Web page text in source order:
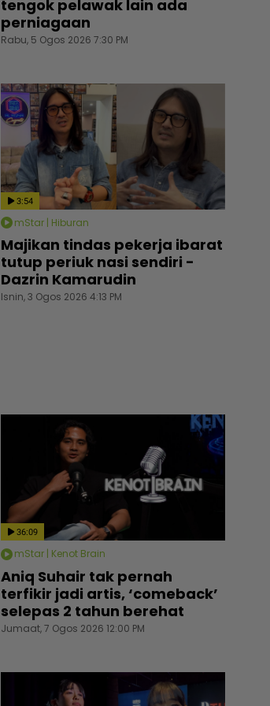
tengok pelawak lain ada
perniagaan
Rabu, 5 Ogos 2026 7:30 PM
3:54
mStar | Hiburan
Majikan tindas pekerja ibarat
tutup periuk nasi sendiri -
Dazrin Kamarudin
Isnin, 3 Ogos 2026 4:13 PM
36:09
mStar | Kenot Brain
Aniq Suhair tak pernah
terfikir jadi artis, ‘comeback’
selepas 2 tahun berehat
Jumaat, 7 Ogos 2026 12:00 PM